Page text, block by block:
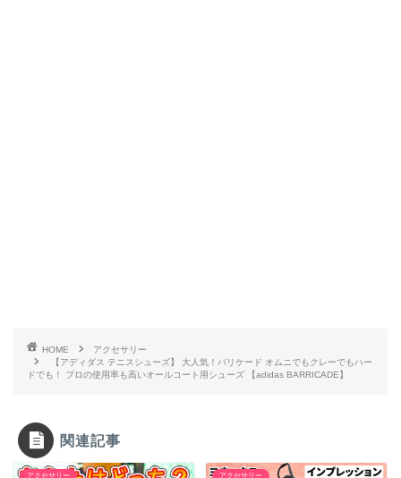
HOME
アクセサリー
【アディダス テニスシューズ】 大人気！バリケード オムニでもクレーでもハー
ドでも！ プロの使用率も高いオールコート用シューズ 【adidas BARRICADE】
関連記事
アクセサリー アクセサリー